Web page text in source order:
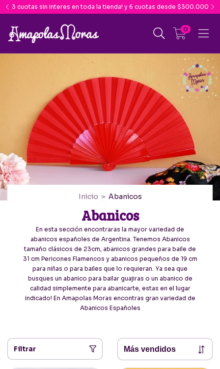
3 cuotas sin interes en toda la tienda! y 6 cuotas desde $300.000
0
Inicio > Abanicos
Abanicos
En esta sección encontraras la mayor variedad de
abanicos españoles de Argentina. Tenemos Abanicos
tamaño clásicos de 23cm, abanicos grandes para baile de
31 cm Pericones Flamencos y abanicos pequeños de 19 cm
para niñas o para bailes que lo requieran. Ya sea que
busques un abanico para bailar guajiras o un abanico de
calidad simplemente para abanicarte, estas en el lugar
indicado! En Amapolas Moras encontras gran variedad de
Abanicos Españoles
Filtrar